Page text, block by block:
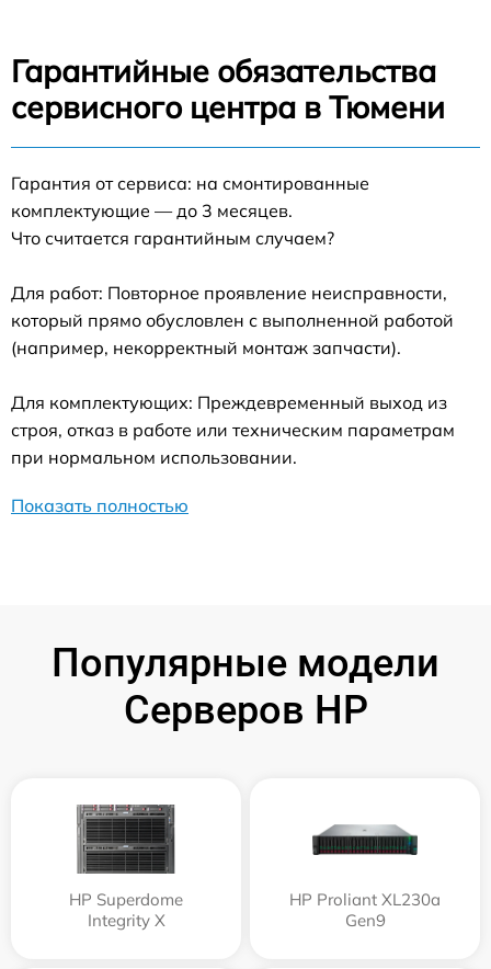
Гарантийные обязательства
сервисного центра в Тюмени
Гарантия от сервиса: на смонтированные
комплектующие — до 3 месяцев.
Что считается гарантийным случаем?
Для работ: Повторное проявление неисправности,
который прямо обусловлен с выполненной работой
(например, некорректный монтаж запчасти).
Для комплектующих: Преждевременный выход из
строя, отказ в работе или техническим параметрам
при нормальном использовании.
Показать полностью
Популярные модели
Серверов HP
HP Superdome
Integrity Х
HP Proliant XL230a
Gen9